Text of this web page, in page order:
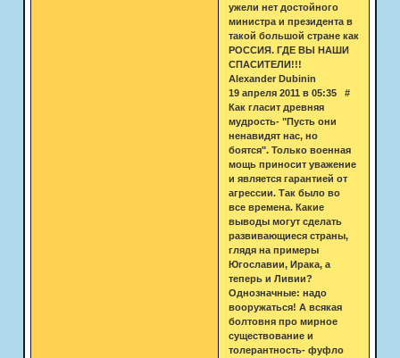
ужели нет достойного
министра и президента в
такой большой стране как
РОССИЯ. ГДЕ ВЫ НАШИ
СПАСИТЕЛИ!!!
Alexander Dubinin
19 апреля 2011 в 05:35 #
Как гласит древняя
мудрость- "Пусть они
ненавидят нас, но
боятся". Только военная
мощь приносит уважение
и является гарантией от
агрессии. Так было во
все времена. Какие
выводы могут сделать
развивающиеся страны,
глядя на примеры
Югославии, Ирака, а
теперь и Ливии?
Однозначные: надо
вооружаться! А всякая
болтовня про мирное
существование и
толерантность- фуфло